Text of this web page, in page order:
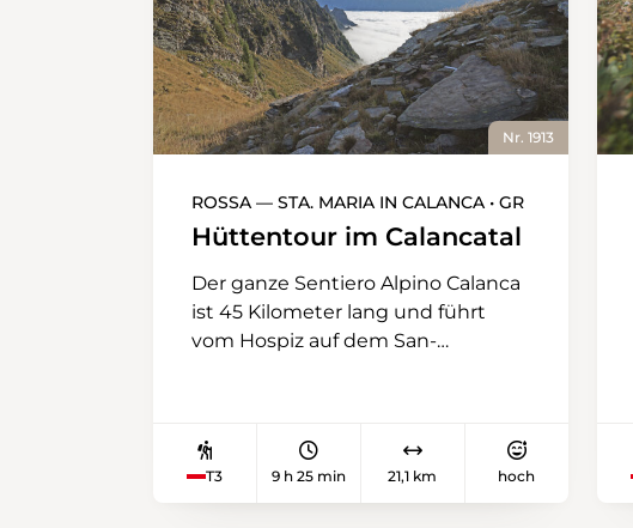
Nr. 1913
ROSSA — STA. MARIA IN CALANCA • GR
Hüttentour im Calancatal
Der ganze Sentiero Alpino Calanca
ist 45 Kilometer lang und führt
vom Hospiz auf dem San-
Bergkette zwischen den beiden
italienischsprachigen südlichen
T3 9 h 25 min 21,1 km hoch